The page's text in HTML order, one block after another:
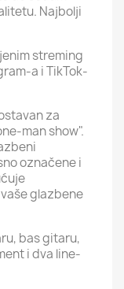
Najbolji
streming
a i TikTok-
za
man show".
označene i
glazbene
bas gitaru,
i dva line-